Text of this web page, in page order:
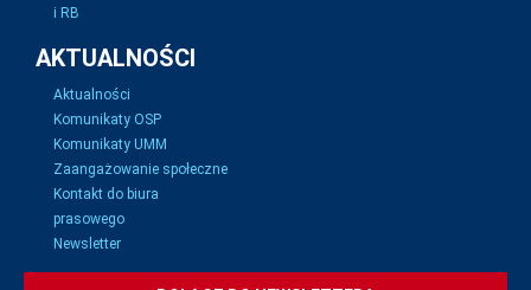
i RB
AKTUALNOŚCI
Aktualności
Komunikaty OSP
Komunikaty UMM
Zaangażowanie społeczne
Kontakt do biura
prasowego
Newsletter